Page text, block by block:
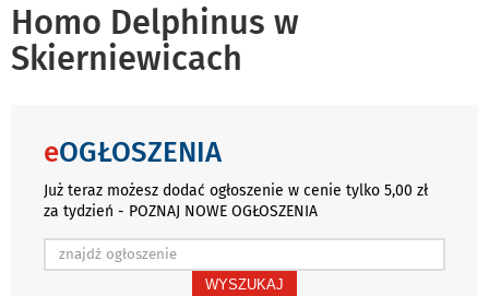
Homo Delphinus w
Skierniewicach
eOGŁOSZENIA
Już teraz możesz dodać ogłoszenie w cenie tylko 5,00 zł
za tydzień - POZNAJ NOWE OGŁOSZENIA
WYSZUKAJ